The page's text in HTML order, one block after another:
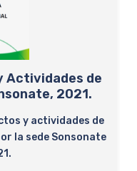
Actividades de
2021.
y actividades de
la sede Sonsonate